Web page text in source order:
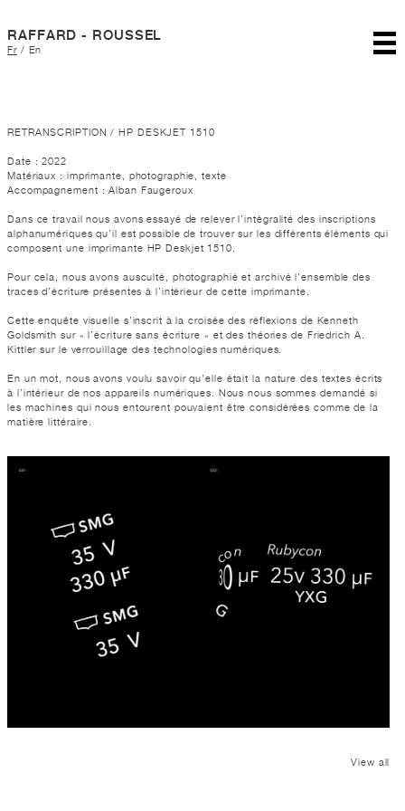
RAFFARD - ROUSSEL
Fr/ En
RETRANSCRIPTION / HP DESKJET 1510
Date : 2022
Matériaux : imprimante, photographie, texte
Accompagnement : Alban Faugeroux
Dans ce travail nous avons essayé de relever l’intégralité des inscriptions
alphanumériques qu’il est possible de trouver sur les différents éléments qui
composent une imprimante HP Deskjet 1510.
Pour cela, nous avons ausculté, photographié et archivé l’ensemble des
traces d’écriture présentes à l’intérieur de cette imprimante.
Cette enquête visuelle s’inscrit à la croisée des réflexions de Kenneth
Goldsmith sur « l’écriture sans écriture » et des théories de Friedrich A.
Kittler sur le verrouillage des technologies numériques.
En un mot, nous avons voulu savoir qu’elle était la nature des textes écrits
à l’intérieur de nos appareils numériques. Nous nous sommes demandé si
les machines qui nous entourent pouvaient être considérées comme de la
matière littéraire.
View all